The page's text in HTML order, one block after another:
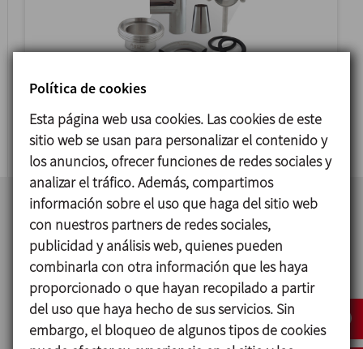
RACORES Y ACCESORIOS
Política de cookies
Esta página web usa cookies. Las cookies de este
sitio web se usan para personalizar el contenido y
los anuncios, ofrecer funciones de redes sociales y
analizar el tráfico. Además, compartimos
información sobre el uso que haga del sitio web
con nuestros partners de redes sociales,
publicidad y análisis web, quienes pueden
combinarla con otra información que les haya
proporcionado o que hayan recopilado a partir
del uso que haya hecho de sus servicios. Sin
embargo, el bloqueo de algunos tipos de cookies